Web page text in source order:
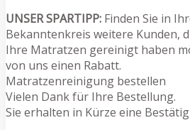
UNSER SPARTIPP: Finden Sie in
Bekanntenkreis weitere Kunden,
Ihre Matratzen gereinigt haben
von uns einen Rabatt.
Matratzenreinigung bestellen
Vielen Dank für Ihre Bestellung.
Sie erhalten in Kürze eine